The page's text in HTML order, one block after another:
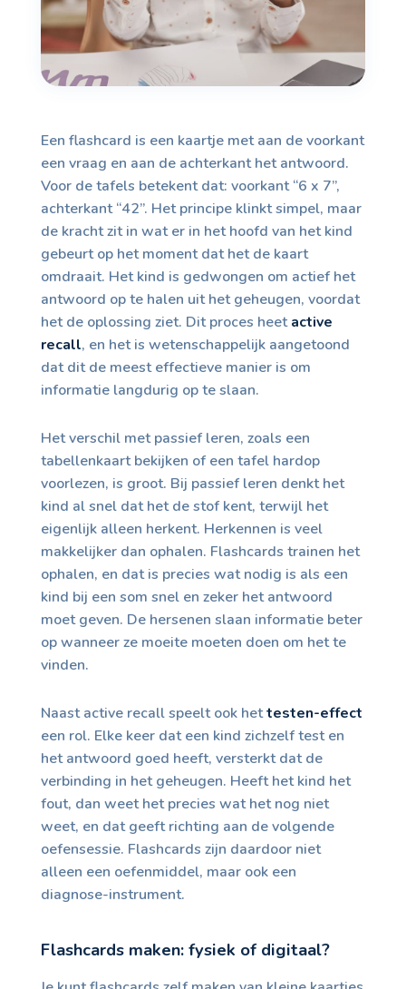
Een flashcard is een kaartje met aan de voorkant
een vraag en aan de achterkant het antwoord.
Voor de tafels betekent dat: voorkant “6 x 7”,
achterkant “42”. Het principe klinkt simpel, maar
de kracht zit in wat er in het hoofd van het kind
gebeurt op het moment dat het de kaart
omdraait. Het kind is gedwongen om actief het
antwoord op te halen uit het geheugen, voordat
het de oplossing ziet. Dit proces heetactive
recall, en het is wetenschappelijk aangetoond
dat dit de meest effectieve manier is om
informatie langdurig op te slaan.
Het verschil met passief leren, zoals een
tabellenkaart bekijken of een tafel hardop
voorlezen, is groot. Bij passief leren denkt het
kind al snel dat het de stof kent, terwijl het
eigenlijk alleen herkent. Herkennen is veel
makkelijker dan ophalen. Flashcards trainen het
ophalen, en dat is precies wat nodig is als een
kind bij een som snel en zeker het antwoord
moet geven. De hersenen slaan informatie beter
op wanneer ze moeite moeten doen om het te
vinden.
Naast active recall speelt ook hettesten-effect
een rol. Elke keer dat een kind zichzelf test en
het antwoord goed heeft, versterkt dat de
verbinding in het geheugen. Heeft het kind het
fout, dan weet het precies wat het nog niet
weet, en dat geeft richting aan de volgende
oefensessie. Flashcards zijn daardoor niet
alleen een oefenmiddel, maar ook een
diagnose-instrument.
Flashcards maken: fysiek of digitaal?